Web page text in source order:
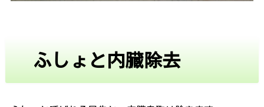
ふしょと内臓除去